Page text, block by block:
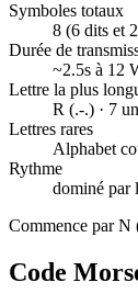
Symboles totaux
8 (6 dits et
Durée de
~2.5s à 12
Lettre la plus
R (.-.) · 7
Lettres rares
Alphabet
Rythme
dominé par
Commence par N
Code